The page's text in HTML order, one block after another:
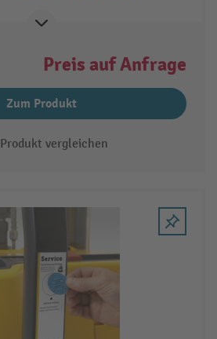
Preis auf Anfrage
Zum Produkt
Produkt vergleichen